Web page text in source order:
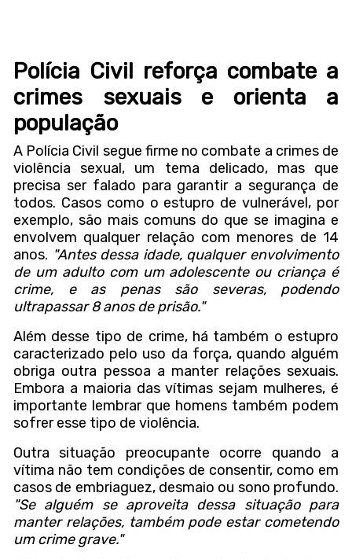
Polícia Civil reforça combate a
crimes sexuais e orienta a
população
A Polícia Civil segue firme no combate a crimes de
violência sexual, um tema delicado, mas que
precisa ser falado para garantir a segurança de
todos. Casos como o estupro de vulnerável, por
exemplo, são mais comuns do que se imagina e
envolvem qualquer relação com menores de 14
anos. "Antes dessa idade, qualquer envolvimento
de um adulto com um adolescente ou criança é
crime, e as penas são severas, podendo
ultrapassar 8 anos de prisão."
Além desse tipo de crime, há também o estupro
caracterizado pelo uso da força, quando alguém
obriga outra pessoa a manter relações sexuais.
Embora a maioria das vítimas sejam mulheres, é
importante lembrar que homens também podem
sofrer esse tipo de violência.
Outra situação preocupante ocorre quando a
vítima não tem condições de consentir, como em
casos de embriaguez, desmaio ou sono profundo.
"Se alguém se aproveita dessa situação para
manter relações, também pode estar cometendo
um crime grave."